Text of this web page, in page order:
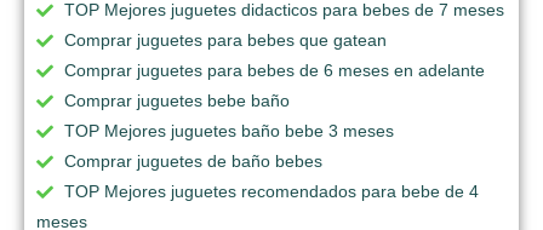
TOP Mejores juguetes didacticos para bebes de 7 meses
Comprar juguetes para bebes que gatean
Comprar juguetes para bebes de 6 meses en adelante
Comprar juguetes bebe baño
TOP Mejores juguetes baño bebe 3 meses
Comprar juguetes de baño bebes
TOP Mejores juguetes recomendados para bebe de 4
meses